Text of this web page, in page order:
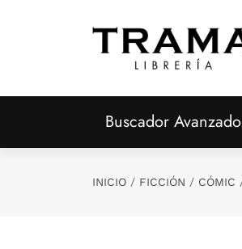
Buscador Avanzado
INICIO FICCIÓN CÓMIC